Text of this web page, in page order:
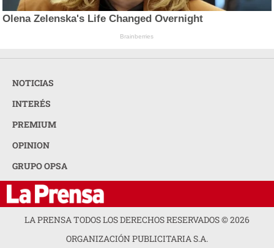
Olena Zelenska's Life Changed Overnight
Brainberries
NOTICIAS
INTERÉS
PREMIUM
OPINION
GRUPO OPSA
LA PRENSA TODOS LOS DERECHOS RESERVADOS ©2026
ORGANIZACIÓN PUBLICITARIA S.A.